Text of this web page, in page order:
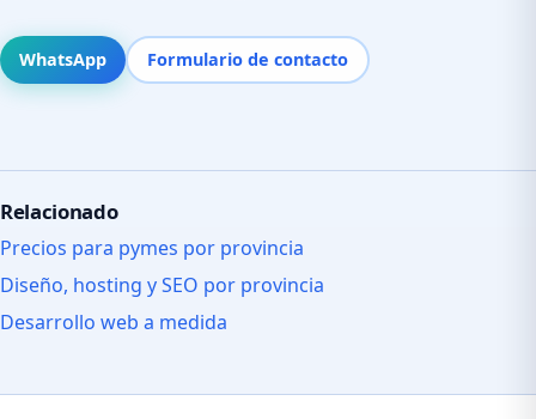
WhatsApp Formulario de contacto
Relacionado
Precios para pymes por provincia
Diseño, hosting y SEO por provincia
Desarrollo web a medida